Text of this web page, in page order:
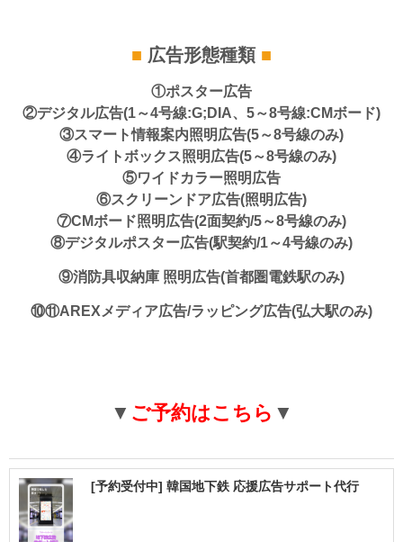
■ 広告形態種類 ■
①ポスター広告
②デジタル広告(1～4号線:G;DIA、5～8号線:CMボード)
③スマート情報案内照明広告(5～8号線のみ)
④ライトボックス照明広告(5～8号線のみ)
⑤ワイドカラー照明広告
⑥スクリーンドア広告(照明広告)
⑦CMボード照明広告(2面契約/5～8号線のみ)
⑧デジタルポスター広告(駅契約/1～4号線のみ)
⑨消防具収納庫 照明広告(首都圏電鉄駅のみ)
⑩⑪AREXメディア広告/ラッピング広告(弘大駅のみ)
▼ ご予約はこちら ▼
[予約受付中] 韓国地下鉄 応援広告サポート代行